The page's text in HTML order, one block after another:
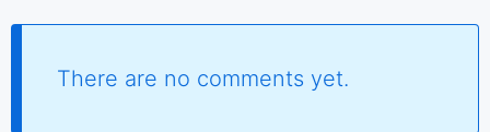
There are no comments yet.